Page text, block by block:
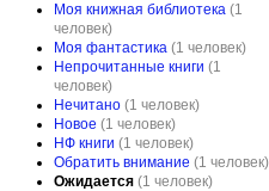
Моя книжная библиотека (1
человек)
Моя фантастика (1 человек)
Непрочитанные книги (1
человек)
Нечитано (1 человек)
Новое (1 человек)
НФ книги (1 человек)
Обратить внимание (1 человек)
Ожидается (1 человек)